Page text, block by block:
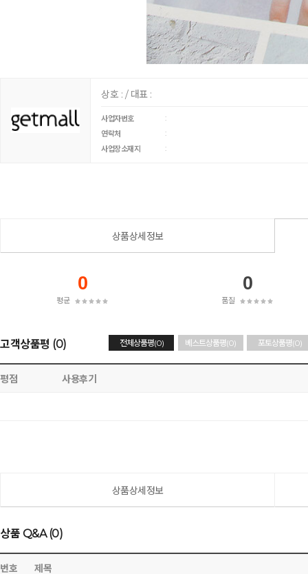
상호 : / 대표 :
사업자번호
:
연락처
:
사업장소재지
:
상품상세정보
0
평균
0
품질
고객상품평 (0) 전체상품평(0) 베스트상품평(0) 포토상품평(0)
평점 사용후기
상품상세정보
상품 Q&A (0)
번호 제목